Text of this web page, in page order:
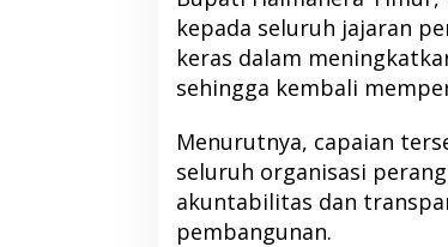
kepada seluruh jajaran
keras dalam
sehingga kembali
Menurutnya, capaian
seluruh organisasi
akuntabilitas dan
pembangunan.
Kolaborasi NHM dan IDI Halut
Hadirkan Layanan Kesehatan bagi
Warga Terdampak Bencana Kao
Pemda
Teken